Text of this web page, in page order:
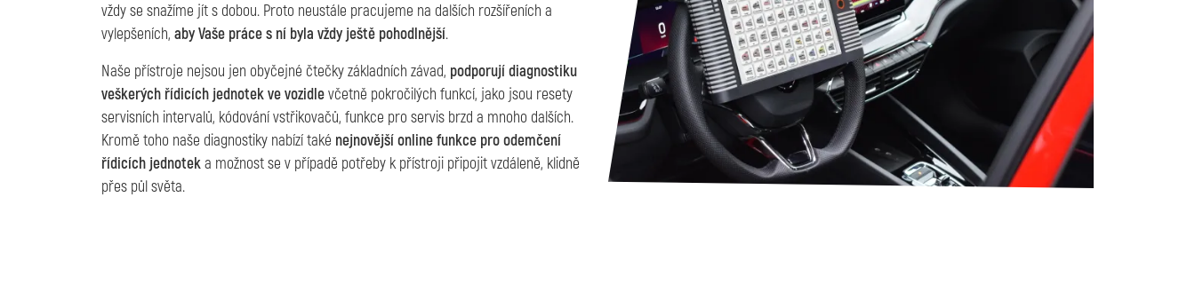
vždy se snažíme jít s dobou. Proto neustále pracujeme na dalších rozšířeních a
vylepšeních, aby Vaše práce s ní byla vždy ještě pohodlnější.
Naše přístroje nejsou jen obyčejné čtečky základních závad, podporují diagnostiku
veškerých řídicích jednotek ve vozidlevčetně pokročilých funkcí, jako jsou resety
servisních intervalů, kódování vstřikovačů, funkce pro servis brzd a mnoho dalších.
Kromě toho naše diagnostiky nabízí také nejnovější online funkce pro odemčení
řídicích jednoteka možnost se v případě potřeby k přístroji připojit vzdáleně, klidně
přes půl světa.